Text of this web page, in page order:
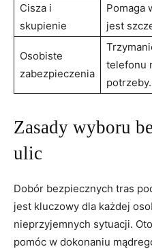
Cisza i
skupienie
Pomaga
jest
Osobiste
zabezpieczenia
telefonu
potrzeby.
Zasady wyboru
ulic
Dobór bezpiecznych tras‌
jest kluczowy dla każdej
nieprzyjemnych ‌sytuacji.
pomóc w dokonaniu